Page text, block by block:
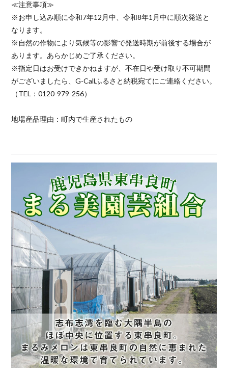
≪注意事項≫
※お申し込み順に令和7年12月中、令和8年1月中に順次発送と
なります。
※自然の作物により気候等の影響で発送時期が前後する場合が
あります。あらかじめご了承ください。
※指定日はお受けできかねますが、不在日や受け取り不可期間
がございましたら、G-Callふるさと納税宛てにご連絡ください。
（TEL：0120-979-256）
地場産品理由：町内で生産されたもの